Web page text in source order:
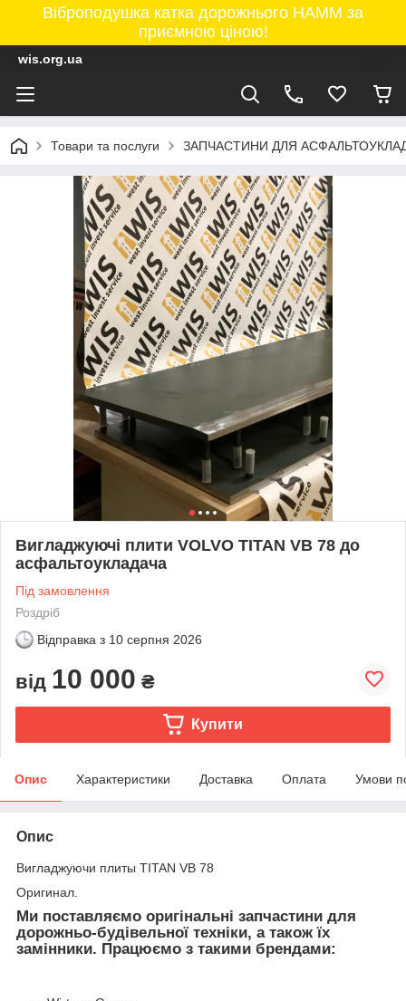
Віброподушка катка дорожнього HAMM за
приємною ціною!
wis.org.ua
Товари та послуги ЗАПЧАСТИНИ ДЛЯ
Вигладжуючі плити VOLVO TITAN VB 78 до
асфальтоукладача
Під замовлення
Роздріб
Відправка з 10 серпня 2026
від 10 000 ₴
Купити
Опис Характеристики Доставка Оплата Умови
Опис
Вигладжуючи плиты TITAN VB 78
Оригинал.
Ми поставляємо оригінальні запчастини для
дорожньо-будівельної техніки, а також їх
замінники. Працюємо з такими брендами: